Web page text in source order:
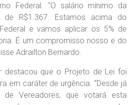
Federal. “O salário mínimo da
de R$1.367. Estamos acima do
e vamos aplicar os 5% de
É um compromisso nosso e do
Adrailton Bernardo.
destacou que o Projeto de Lei foi
em caráter de urgência. “Desde já
de Vereadores, que votará esta